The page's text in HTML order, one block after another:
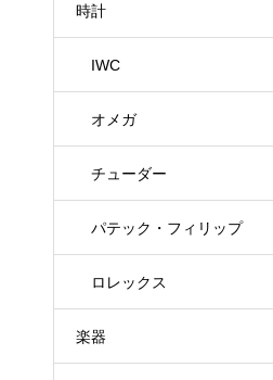
時計
IWC
オメガ
チューダー
パテック・フィリップ
ロレックス
楽器